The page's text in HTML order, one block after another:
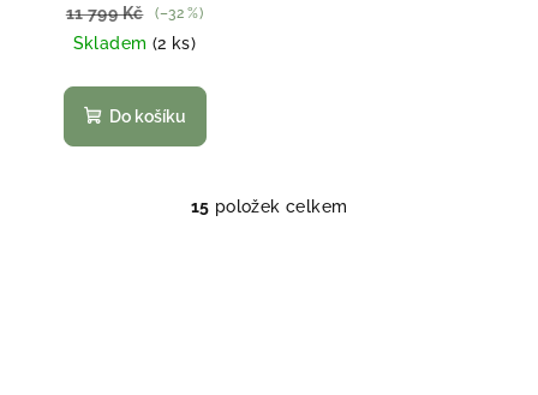
11 799 Kč
(–32 %)
Skladem (2 ks)
Do košíku
O
15 položek celkem